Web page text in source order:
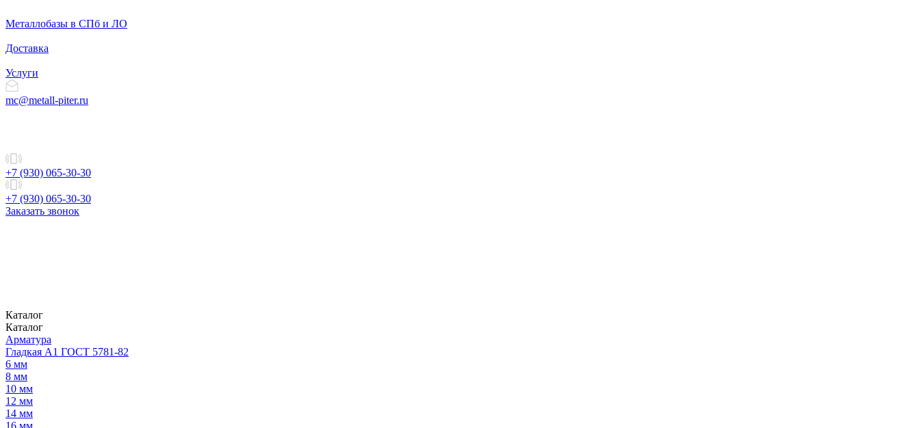
Металлобазы в СПб и ЛО
Доставка
Услуги
mc@metall-piter.ru
+7 (930) 065-30-30
+7 (930) 065-30-30
Заказать звонок
Каталог
Каталог
Арматура
Гладкая А1 ГОСТ 5781-82
6 мм
8 мм
10 мм
12 мм
14 мм
16 мм